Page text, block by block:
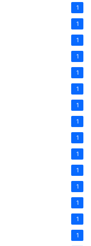
1
1
1
1
1
1
1
1
1
1
1
1
1
1
1